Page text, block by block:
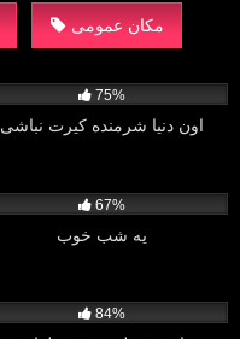
مکان عمومی
75%
اون دنیا شرمنده کیرت نباشی
67%
یه شب خوب
84%